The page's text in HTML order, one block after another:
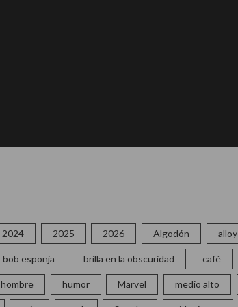
2024 2025 2026 Algodón alloy
bob esponja brilla en la obscuridad café
hombre humor Marvel medio alto